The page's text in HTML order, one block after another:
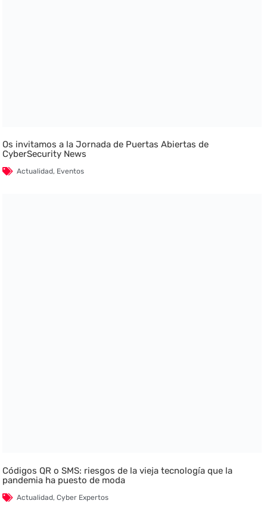
Os invitamos a la Jornada de Puertas Abiertas de
CyberSecurity News
Actualidad, Eventos
Códigos QR o SMS: riesgos de la vieja tecnología que la
pandemia ha puesto de moda
Actualidad,Cyber Expertos